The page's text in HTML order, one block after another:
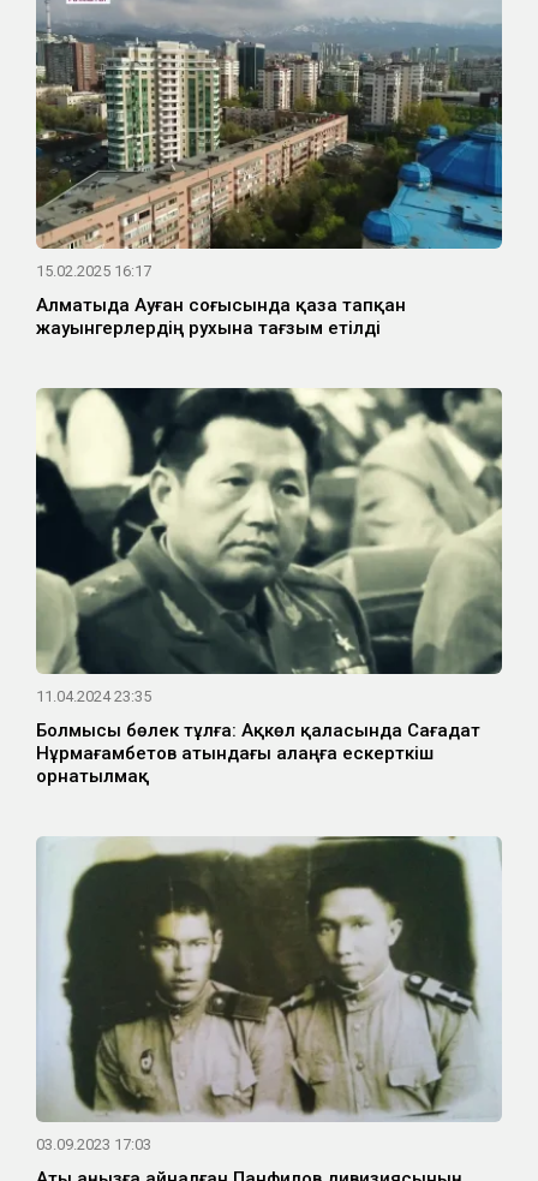
15.02.2025 16:17
Алматыда Ауған соғысында қаза тапқан
жауынгерлердің рухына тағзым етілді
11.04.2024 23:35
Болмысы бөлек тұлға: Ақкөл қаласында Сағадат
Нұрмағамбетов атындағы алаңға ескерткіш
орнатылмақ
03.09.2023 17:03